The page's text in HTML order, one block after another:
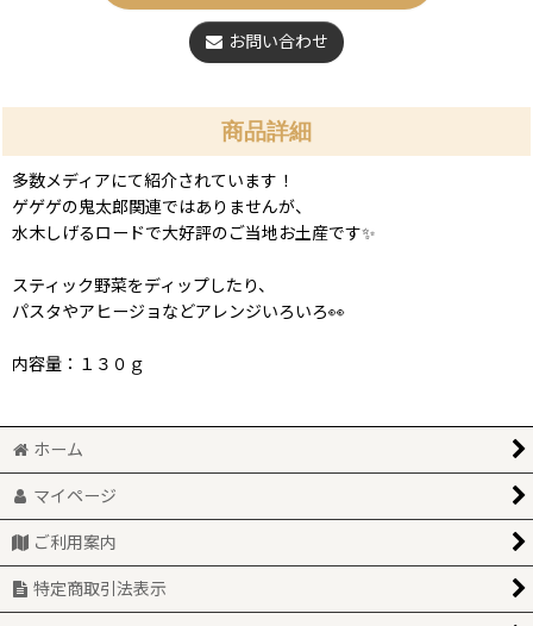
お問い合わせ
商品詳細
多数メディアにて紹介されています！
ゲゲゲの鬼太郎関連ではありませんが、
水木しげるロードで大好評のご当地お土産です✨
スティック野菜をディップしたり、
パスタやアヒージョなどアレンジいろいろ👀
内容量：１３０ｇ
ホーム
マイページ
ご利用案内
特定商取引法表示